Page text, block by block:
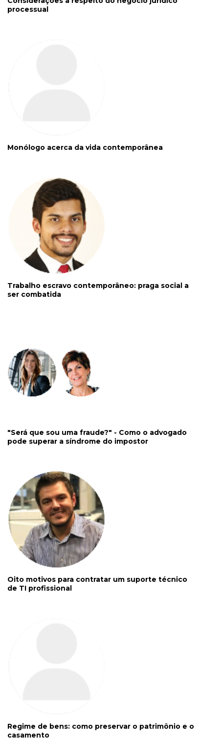
processual
Monólogo acerca da vida contemporânea
Trabalho escravo contemporâneo: praga social a
ser combatida
"Será que sou uma fraude?" - Como o advogado
pode superar a síndrome do impostor
Oito motivos para contratar um suporte técnico
de TI profissional
Regime de bens: como preservar o patrimônio e o
casamento